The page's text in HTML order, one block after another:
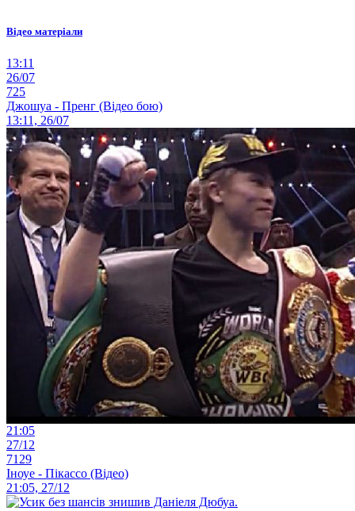
Відео матеріали
13:11
26/07
725
Джошуа - Пренг (Відео бою)
13:11, 26/07
21:05
27/12
7129
Іноуе - Пікассо (Відео)
21:05, 27/12